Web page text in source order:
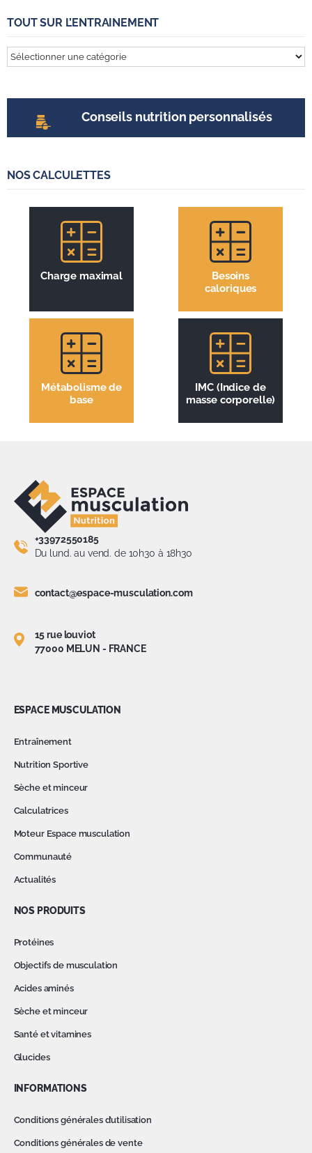
TOUT SUR L’ENTRAINEMENT
Tout
sur
Conseils nutrition personnalisés
NOS CALCULETTES
Charge maximal
Besoins
caloriques
Métabolisme de
base
IMC (Indice de
masse corporelle)
+33972550185
Du lund. au vend. de 10h30 à 18h30
contact@espace-musculation.com
15 rue louviot
77000 MELUN - FRANCE
ESPACE MUSCULATION
Entraînement
Nutrition Sportive
Sèche et minceur
Calculatrices
Moteur Espace musculation
Communauté
Actualités
NOS PRODUITS
Protéines
Objectifs de musculation
Acides aminés
Sèche et minceur
Santé et vitamines
Glucides
INFORMATIONS
Conditions générales d’utilisation
Conditions générales de vente